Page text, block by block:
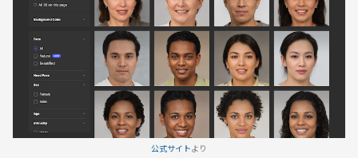
公式サイトより